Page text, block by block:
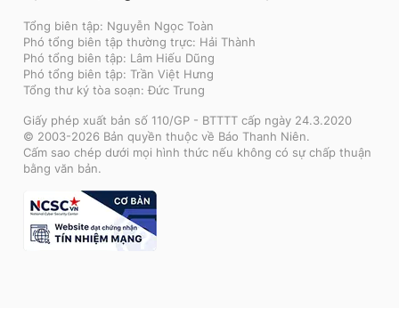
Tổng biên tập: Nguyễn Ngọc Toàn
Phó tổng biên tập thường trực: Hải Thành
Phó tổng biên tập: Lâm Hiếu Dũng
Phó tổng biên tập: Trần Việt Hưng
Tổng thư ký tòa soạn: Đức Trung
Giấy phép xuất bản số 110/GP - BTTTT cấp ngày 24.3.2020
© 2003-2026 Bản quyền thuộc về Báo Thanh Niên.
Cấm sao chép dưới mọi hình thức nếu không có sự chấp thuận
bằng văn bản.